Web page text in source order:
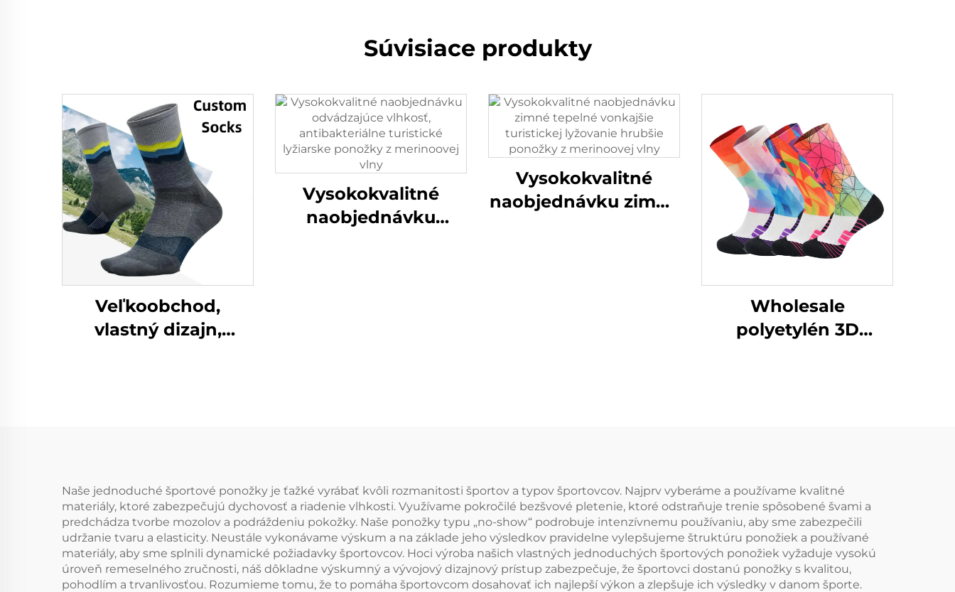
Súvisiace produkty
Veľkoobchod,
vlastný dizajn,
Vysokokvalitné
naobjednávku
Vysokokvalitné
naobjednávku zimné
Wholesale
polyetylén 3D
Naše jednoduché športové ponožky je ťažké vyrábať kvôli rozmanitosti športov a typov športovcov. Najprv vyberáme a používame kvalitné
materiály, ktoré zabezpečujú dychovosť a riadenie vlhkosti. Využívame pokročilé bezšvové pletenie, ktoré odstraňuje trenie spôsobené švami a
predchádza tvorbe mozolov a podráždeniu pokožky. Naše ponožky typu „no-show“ podrobuje intenzívnemu používaniu, aby sme zabezpečili
udržanie tvaru a elasticity. Neustále vykonávame výskum a na základe jeho výsledkov pravidelne vylepšujeme štruktúru ponožiek a používané
materiály, aby sme splnili dynamické požiadavky športovcov. Hoci výroba našich vlastných jednoduchých športových ponožiek vyžaduje vysokú
úroveň remeselného zručnosti, náš dôkladne výskumný a vývojový dizajnový prístup zabezpečuje, že športovci dostanú ponožky s kvalitou,
pohodlím a trvanlivosťou. Rozumieme tomu, že to pomáha športovcom dosahovať ich najlepší výkon a zlepšuje ich výsledky v danom športe.